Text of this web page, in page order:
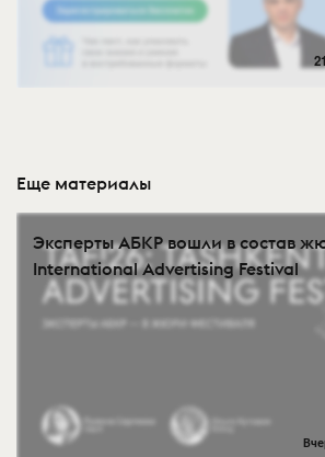
Еще материалы
Эксперты АБКР вошли в состав
International Advertising Festival